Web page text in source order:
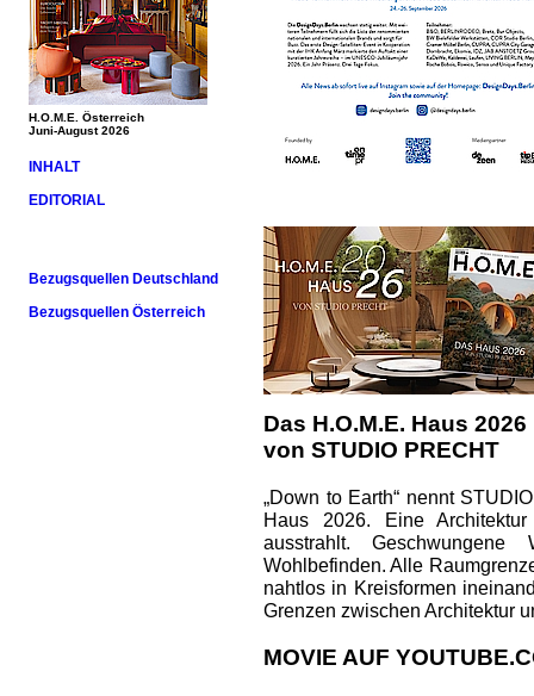
H.O.M.E. Österreich
Juni-August 2026
INHALT
EDITORIAL
Bezugsquellen Deutschland
Bezugsquellen Österreich
Das H.O.M.E. Haus 2026
von STUDIO PRECHT
„Down to Earth“ nennt
Haus 2026. Eine
ausstrahlt.
Wohlbefinden. Alle
nahtlos in Kreisformen
Grenzen zwischen Architektur
MOVIE AUF